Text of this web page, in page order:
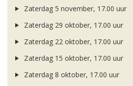
Zaterdag 5 november, 17.00 uur
Zaterdag 29 oktober, 17.00 uur
Zaterdag 22 oktober, 17.00 uur
Zaterdag 15 oktober, 17.00 uur
Zaterdag 8 oktober, 17.00 uur